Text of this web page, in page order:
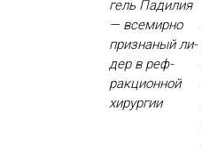
гель Па­дилия
— все­мир­но
приз­на­ный ли­
дер в реф­
ракци­он­ной
хи­рур­гии